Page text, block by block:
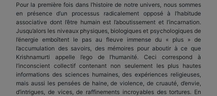
Pour la première fois dans l’histoire de notre univers, nous sommes
en présence d’un processus radicalement opposé à l’habitude
associative dont l’être humain est l’aboutissement et l’incarnation.
Jusqu’alors les niveaux physiques, biologiques et psychologiques de
l’énergie emboîtent le pas au fleuve immense du « plus » de
l’accumulation des savoirs, des mémoires pour aboutir à ce que
Krishnamurti appelle l’ego de l’humanité. Ceci correspond à
l’inconscient collectif contenant non seulement les plus hautes
informations des sciences humaines, des expériences religieuses,
mais aussi les pensées de haine, de violence, de cruauté, d’envie,
d’intrigues, de vices, de raffinements incroyables des tortures. En